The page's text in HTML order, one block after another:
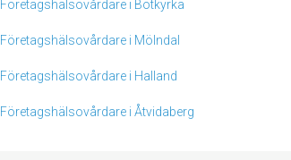
Företagshälsovårdare i Botkyrka
Företagshälsovårdare i Mölndal
Företagshälsovårdare i Halland
Företagshälsovårdare i Åtvidaberg